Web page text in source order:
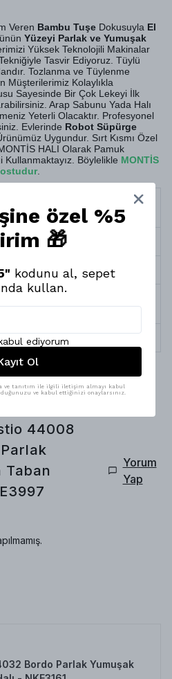
Veren Bambu Tuşe Dokusuyla El
Yüzeyi Parlak ve Yumuşak
Yüksek Teknolojili Makinalar
Tasvir Ediyoruz. Tüylü
Tozlanma ve Tüylenme
Müşterilerimiz Kolaylıkla
Sayesinde Bir Çok Lekeyi İlk
Arap Sabunu Yada Halı
Yeterli Olacaktır. Profesyonel
Evlerinde Robot Süpürge
Uygundur. Sırt Kısmı Özel
HALI Olarak Pamuk
Böylelikle MONTİS
.
Taban Halı
44008
Taban
Yorum
Yap
Bordo Parlak Yumuşak
özel %5
🎁
kodunu al, sepet
kullan.
ediyorum
Ol
ve tanıtım ile ilgili iletişim almayı kabul
ve kabul ettiğinizi onaylarsınız.